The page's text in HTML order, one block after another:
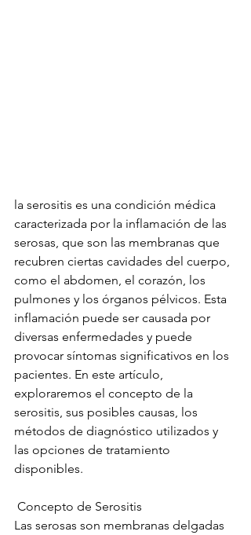
la serositis es una condición médica
caracterizada por la inflamación de las
serosas, que son las membranas que
recubren ciertas cavidades del cuerpo,
como el abdomen, el corazón, los
pulmones y los órganos pélvicos. Esta
inflamación puede ser causada por
diversas enfermedades y puede
provocar síntomas significativos en los
pacientes. En este artículo,
exploraremos el concepto de la
serositis, sus posibles causas, los
métodos de diagnóstico utilizados y
las opciones de tratamiento
disponibles.
Concepto de Serositis
Las serosas son membranas delgadas